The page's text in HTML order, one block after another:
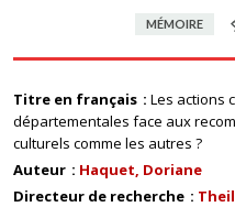
MÉMOIRE
Titre en français
Les actions
départementales face aux
culturels comme les autres ?
Auteur
Haquet, Doriane
Directeur de recherche